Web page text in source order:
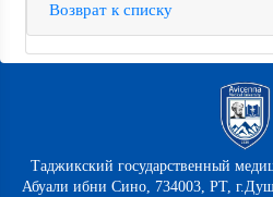
Возврат к списку
Таджикский государственный
Абуали ибни Сино, 734003, РТ,